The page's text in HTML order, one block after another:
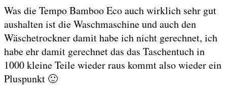
Was die Tempo Bamboo Eco auch wirklich sehr gut
aushalten ist die Waschmaschine und auch den
Wäschetrockner damit habe ich nicht gerechnet, ich
habe ehr damit gerechnet das das Taschentuch in
1000 kleine Teile wieder raus kommt also wieder ein
Pluspunkt 🙂